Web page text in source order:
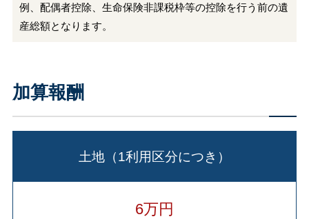
例、配偶者控除、生命保険非課税枠等の控除を行う前の遺
産総額となります。
加算報酬
土地（1利用区分につき）
6万円